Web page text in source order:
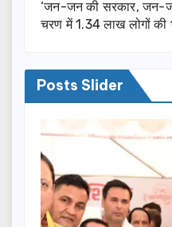
‘जन-जन की सरकार, जन-
चरण में 1.34 लाख लोगों की
Posts Slider